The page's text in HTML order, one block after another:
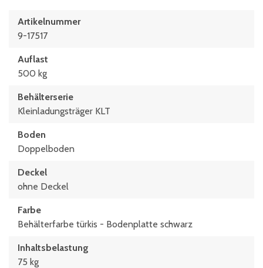
Artikelnummer
9-17517
Auflast
500 kg
Behälterserie
Kleinladungsträger KLT
Boden
Doppelboden
Deckel
ohne Deckel
Farbe
Behälterfarbe türkis - Bodenplatte schwarz
Inhaltsbelastung
75 kg